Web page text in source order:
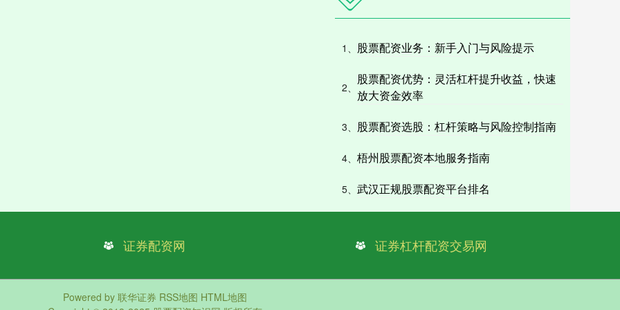
1、 股票配资业务：新手入门与风险提示
2、
股票配资优势：灵活杠杆提升收益，快速
放大资金效率
3、 股票配资选股：杠杆策略与风险控制指南
4、 梧州股票配资本地服务指南
5、 武汉正规股票配资平台排名
证券配资网 证券杠杆配资交易网
Powered by 联华证券 RSS地图 HTML地图